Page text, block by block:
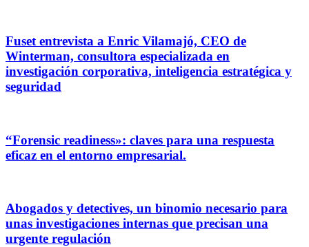
Fuset entrevista a Enric Vilamajó, CEO de
Winterman, consultora especializada en
investigación corporativa, inteligencia estratégica y
seguridad
“Forensic readiness»: claves para una respuesta
eficaz en el entorno empresarial.
Abogados y detectives, un binomio necesario para
unas investigaciones internas que precisan una
urgente regulación